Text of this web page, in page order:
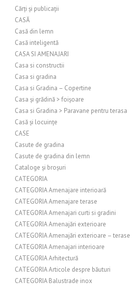
Cărți și publicații
CASĂ
Casă din lemn
Casă inteligentă
CASA SI AMENAJARI
Casa si constructii
Casa si gradina
Casa si Gradina – Copertine
Casa și grădină > foișoare
Casa si Gradina > Paravane pentru terasa
Casă și locuințe
CASE
Casute de gradina
Casute de gradina din lemn
Cataloge și broșuri
CATEGORIA
CATEGORIA Amenajare interioară
CATEGORIA Amenajare terase
CATEGORIA Amenajari curti si gradini
CATEGORIA Amenajări exterioare
CATEGORIA Amenajări exterioare – terase
CATEGORIA Amenajari interioare
CATEGORIA Arhitectură
CATEGORIA Articole despre băuturi
CATEGORIA Balustrade inox